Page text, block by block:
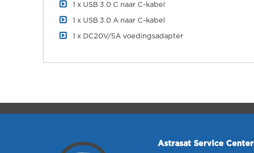
1 x USB 3.0 C naar C-kabel
1 x USB 3.0 A naar C-kabel
1 x DC20V/5A voedingsadapter
Astrasat Service Center